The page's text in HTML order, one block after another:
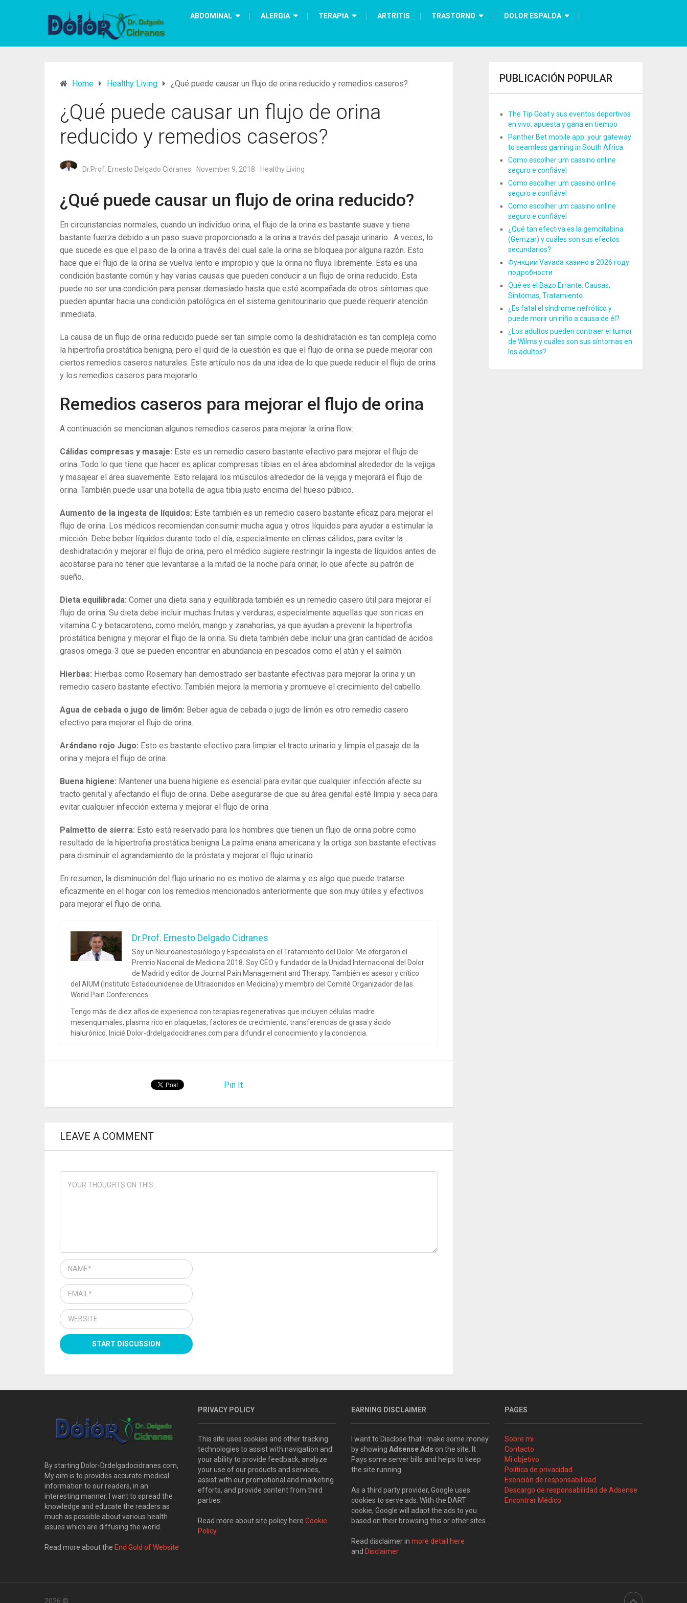
ABDOMINAL ALERGIA TERAPIA ARTRITIS TRASTORNO DOLOR ESPALDA
Home Healthy Living ¿Qué puede causar un flujo de orina reducido y remedios caseros?
¿Qué puede causar un flujo de orina
reducido y remedios caseros?
Dr.Prof. Ernesto Delgado Cidranes November 9, 2018 Healthy Living
¿Qué puede causar un flujo de orina reducido?
En circunstancias normales, cuando un individuo orina, el flujo de la orina es bastante suave y tiene
bastante fuerza debido a un paso suave proporcionado a la orina a través del pasaje urinario . A veces, lo
que sucede es que el paso de la orina a través del cual sale la orina se bloquea por alguna razón. Esto
hace que el flujo de la orina se vuelva lento e impropio y que la orina no fluya libremente. Esta es una
condición bastante común y hay varias causas que pueden conducir a un flujo de orina reducido. Esta
puede no ser una condición para pensar demasiado hasta que esté acompañada de otros síntomas que
pueden apuntar hacia una condición patológica en el sistema genitourinario que puede requerir atención
inmediata.
La causa de un flujo de orina reducido puede ser tan simple como la deshidratación es tan compleja como
la hipertrofia prostática benigna, pero el quid de la cuestión es que el flujo de orina se puede mejorar con
ciertos remedios caseros naturales. Este artículo nos da una idea de lo que puede reducir el flujo de orina
y los remedios caseros para mejorarlo.
Remedios caseros para mejorar el flujo de orina
A continuación se mencionan algunos remedios caseros para mejorar la orina flow:
Cálidas compresas y masaje: Este es un remedio casero bastante efectivo para mejorar el flujo de
orina. Todo lo que tiene que hacer es aplicar compresas tibias en el área abdominal alrededor de la vejiga
y masajear el área suavemente. Esto relajará los músculos alrededor de la vejiga y mejorará el flujo de
orina. También puede usar una botella de agua tibia justo encima del hueso púbico.
Aumento de la ingesta de líquidos: Este también es un remedio casero bastante eficaz para mejorar el
flujo de orina. Los médicos recomiendan consumir mucha agua y otros líquidos para ayudar a estimular la
micción. Debe beber líquidos durante todo el día, especialmente en climas cálidos, para evitar la
deshidratación y mejorar el flujo de orina, pero el médico sugiere restringir la ingesta de líquidos antes de
acostarse para no tener que levantarse a la mitad de la noche para orinar, lo que afecte su patrón de
sueño.
Dieta equilibrada: Comer una dieta sana y equilibrada también es un remedio casero útil para mejorar el
flujo de orina. Su dieta debe incluir muchas frutas y verduras, especialmente aquellas que son ricas en
vitamina C y betacaroteno, como melón, mango y zanahorias, ya que ayudan a prevenir la hipertrofia
prostática benigna y mejorar el flujo de la orina. Su dieta también debe incluir una gran cantidad de ácidos
grasos omega-3 que se pueden encontrar en abundancia en pescados como el atún y el salmón.
Hierbas: Hierbas como Rosemary han demostrado ser bastante efectivas para mejorar la orina y un
remedio casero bastante efectivo. También mejora la memoria y promueve el crecimiento del cabello.
Agua de cebada o jugo de limón: Beber agua de cebada o jugo de limón es otro remedio casero
efectivo para mejorar el flujo de orina.
Arándano rojo Jugo: Esto es bastante efectivo para limpiar el tracto urinario y limpia el pasaje de la
orina y mejora el flujo de orina.
Buena higiene: Mantener una buena higiene es esencial para evitar que cualquier infección afecte su
tracto genital y afectando el flujo de orina. Debe asegurarse de que su área genital esté limpia y seca para
evitar cualquier infección externa y mejorar el flujo de orina.
Palmetto de sierra: Esto está reservado para los hombres que tienen un flujo de orina pobre como
resultado de la hipertrofia prostática benigna La palma enana americana y la ortiga son bastante efectivas
para disminuir el agrandamiento de la próstata y mejorar el flujo urinario.
En resumen, la disminución del flujo urinario no es motivo de alarma y es algo que puede tratarse
eficazmente en el hogar con los remedios mencionados anteriormente que son muy útiles y efectivos
para mejorar el flujo de orina.
Dr.Prof. Ernesto Delgado Cidranes
Soy un Neuroanestesiólogo y Especialista en el Tratamiento del Dolor. Me otorgaron el
Premio Nacional de Medicina 2018. Soy CEO y fundador de la Unidad Internacional del Dolor
de Madrid y editor de Journal Pain Management and Therapy. También es asesor y crítico
del AIUM (Instituto Estadounidense de Ultrasonidos en Medicina) y miembro del Comité Organizador de las
World Pain Conferences.
Tengo más de diez años de experiencia con terapias regenerativas que incluyen células madre
mesenquimales, plasma rico en plaquetas, factores de crecimiento, transferencias de grasa y ácido
hialurónico. Inicié Dolor-drdelgadocidranes.com para difundir el conocimiento y la conciencia.
Pin It
LEAVE A COMMENT
PUBLICACIÓN POPULAR
The Tip Goat y sus eventos deportivos
en vivo: apuesta y gana en tiempo
Panther Bet mobile app: your gateway
to seamless gaming in South Africa
Como escolher um cassino online
seguro e confiável
Como escolher um cassino online
seguro e confiável
Como escolher um cassino online
seguro e confiável
¿Qué tan efectiva es la gemcitabina
(Gemzar) y cuáles son sus efectos
secundarios?
Функции Vavada казино в 2026 году
подробности
Qué es el Bazo Errante: Causas,
Síntomas, Tratamiento
¿Es fatal el síndrome nefrótico y
puede morir un niño a causa de él?
¿Los adultos pueden contraer el tumor
de Wilms y cuáles son sus síntomas en
los adultos?
By starting Dolor-Drdelgadocidranes.com,
My aim is to provides accurate medical
information to our readers, in an
interesting manner. I want to spread the
knowledge and educate the readers as
much as possible about various health
issues which are diffusing the world.
Read more about the End Gold of Website
PRIVACY POLICY
This site uses cookies and other tracking
technologies to assist with navigation and
your ability to provide feedback, analyze
your use of our products and services,
assist with our promotional and marketing
efforts, and provide content from third
parties.
Read more about site policy here Cookie
Policy
EARNING DISCLAIMER
I want to Disclose that I make some money
by showing Adsense Ads on the site. It
Pays some server bills and helps to keep
the site running.
As a third party provider, Google uses
cookies to serve ads. With the DART
cookie, Google will adapt the ads to you
based on their browsing this or other sites..
Read disclaimer in more detail here
and Disclaimer
PAGES
Sobre mi
Contacto
Mi objetivo
Política de privacidad
Exención de responsabilidad
Descargo de responsabilidad de Adsense
Encontrar Médico
2026 ©